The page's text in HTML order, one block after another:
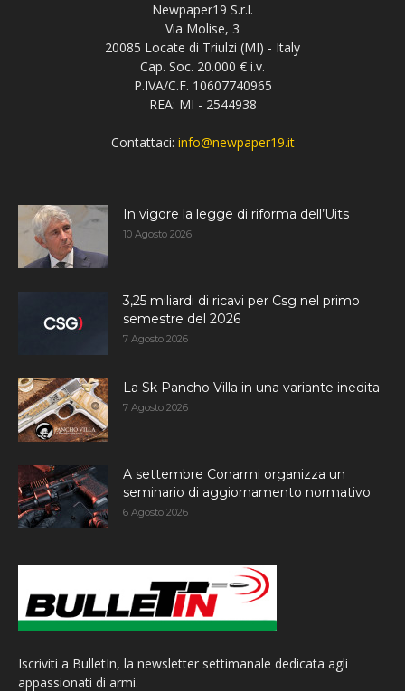
Newpaper19 S.r.l.
Via Molise, 3
20085 Locate di Triulzi (MI) - Italy
Cap. Soc. 20.000 € i.v.
P.IVA/C.F. 10607740965
REA: MI - 2544938
Contattaci: info@newpaper19.it
In vigore la legge di riforma dell’Uits
10 Agosto 2026
3,25 miliardi di ricavi per Csg nel primo
semestre del 2026
7 Agosto 2026
La Sk Pancho Villa in una variante inedita
7 Agosto 2026
A settembre Conarmi organizza un
seminario di aggiornamento normativo
6 Agosto 2026
Iscriviti a BulletIn, la newsletter settimanale dedicata agli
appassionati di armi.